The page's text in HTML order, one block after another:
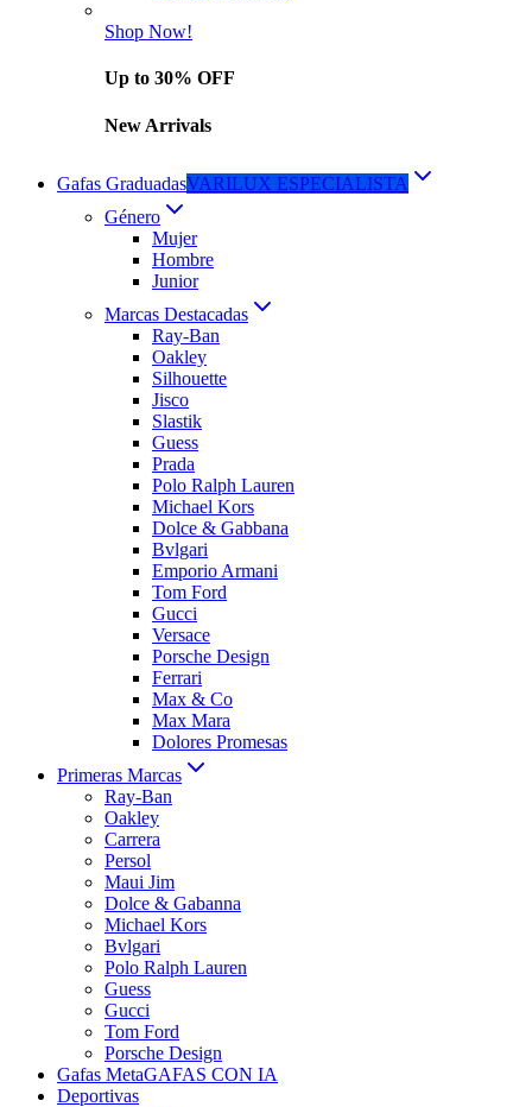
Shop Now!
Up to 30% OFF
New Arrivals
Gafas GraduadasVARILUX ESPECIALISTA
Género
Mujer
Hombre
Junior
Marcas Destacadas
Ray-Ban
Oakley
Silhouette
Jisco
Slastik
Guess
Prada
Polo Ralph Lauren
Michael Kors
Dolce & Gabbana
Bvlgari
Emporio Armani
Tom Ford
Gucci
Versace
Porsche Design
Ferrari
Max & Co
Max Mara
Dolores Promesas
Primeras Marcas
Ray-Ban
Oakley
Carrera
Persol
Maui Jim
Dolce & Gabanna
Michael Kors
Bvlgari
Polo Ralph Lauren
Guess
Gucci
Tom Ford
Porsche Design
Gafas MetaGAFAS CON IA
Deportivas